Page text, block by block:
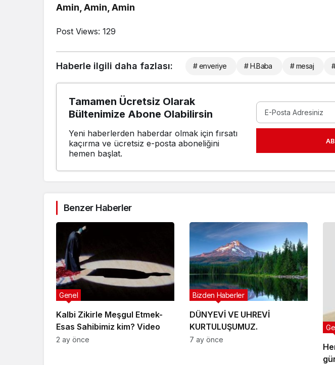
Amin, Amin, Amin
Post Views: 129
Haberle ilgili daha fazlası: # enveriye # H.Baba # mesaj
Tamamen Ücretsiz Olarak
Bültenimize Abone Olabilirsin
Yeni haberlerden haberdar olmak için fırsatı
kaçırma ve ücretsiz e-posta aboneliğini
hemen başlat.
Benzer Haberler
Kalbi Zikirle Meşgul Etmek-
Esas Sahibimiz kim? Video
Genel
2 ay önce
DÜNYEVİ VE UHREVİ
KURTULUŞUMUZ.
Bizden Haberler
7 ay önce